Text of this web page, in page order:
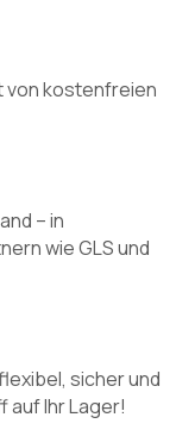
von kostenfreien
– in
wie GLS und
sicher und
auf Ihr Lager!